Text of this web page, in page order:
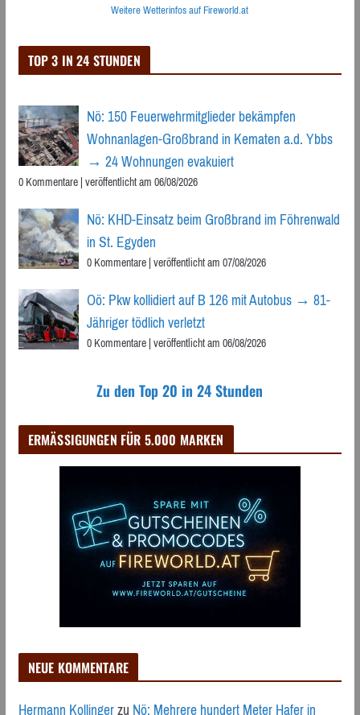
Weitere Wetterinfos auf Fireworld.at
TOP 3 IN 24 STUNDEN
Nö: 150 Feuerwehrmitglieder bekämpfen
Wohnanlagen-Großbrand in Kematen a.d. Ybbs
→ 24 Wohnungen evakuiert
0 Kommentare|veröffentlicht am 06/08/2026
Nö: KHD-Einsatz beim Großbrand im Föhrenwald
in St. Egyden
0 Kommentare|veröffentlicht am 07/08/2026
Oö: Pkw kollidiert auf B 126 mit Autobus → 81-
Jähriger tödlich verletzt
0 Kommentare|veröffentlicht am 06/08/2026
Zu den Top 20 in 24 Stunden
ERMÄSSIGUNGEN FÜR 5.000 MARKEN
NEUE KOMMENTARE